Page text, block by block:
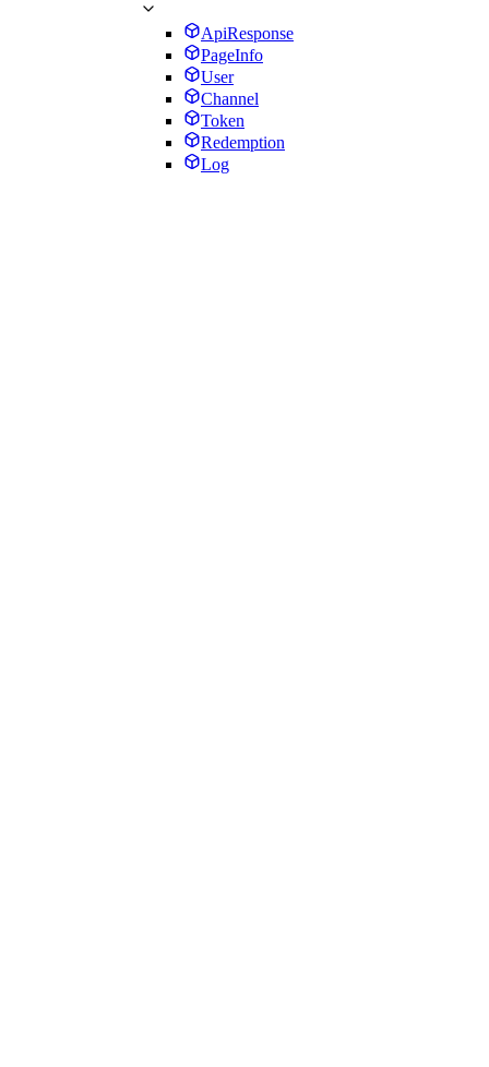
ApiResponse
PageInfo
User
Channel
Token
Redemption
Log